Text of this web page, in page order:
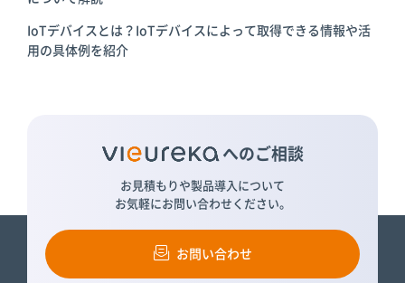
IoTデバイスとは？IoTデバイスによって取得できる情報や活
用の具体例を紹介
へのご相談
お見積もりや製品導入について
お気軽にお問い合わせください。
お問い合わせ